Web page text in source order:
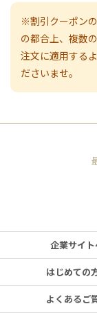
※割引クーポン
の都合上、複数
注文に適用する
ださいませ。
企業サイ
はじめての
よくあるご